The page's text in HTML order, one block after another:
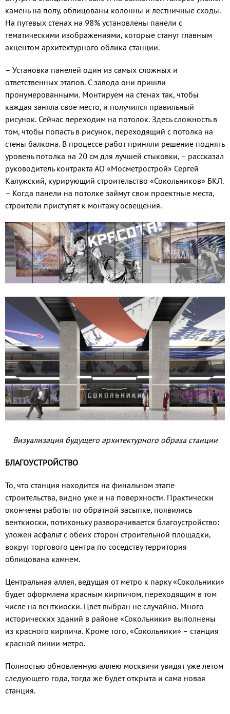
камень на полу, облицованы колонны и лестничные схо­ды.
На путевых стенах на 98% установле­ны панели с
тематическими изображени­ями, которые станут главным
акцентом архитектурного облика станции.
– Установка панелей один из самых сложных и
ответственных этапов. С за­вода они пришли
пронумерованными. Монтируем на стенах так, чтобы
каждая заняла свое место, и получился правиль­ный
рисунок. Сейчас переходим на пото­лок. Здесь сложность в
том, чтобы попасть в рисунок, переходящий с потолка на
сте­ны балкона. В процессе работ приняли ре­шение поднять
уровень потолка на 20 см для лучшей стыковки, – рассказал
руко­водитель контракта АО «Мосметрострой» Сергей
Калужский, курирующий строи­тельство «Сокольников» БКЛ.
– Когда па­нели на потолке займут свои проектные места,
строители приступят к монтажу ос­вещения.
Визуализация будущего архитектур­ного образа станции
БЛАГОУСТРОЙСТВО
То, что станция находится на финаль­ном этапе
строительства, видно уже и на поверхности. Практически
окончены ра­боты по обратной засыпке, появились
венткиоски, потихоньку разворачивает­ся благоустройство:
уложен асфальт с обе­их сторон строительной площадки,
вокруг торгового центра по соседству территория
облицована камнем.
Центральная аллея, ведущая от ме­тро к парку «Сокольники»
будет оформ­лена красным кирпичом, переходящим в том
числе на венткиоски. Цвет выбран не случайно. Много
исторических зданий в районе «Сокольники» выполнены
из красного кирпича. Кроме того, «Соколь­ники» – станция
красной линии метро.
Полностью обновленную аллею мо­сквичи увидят уже летом
следующего года, тогда же будет открыта и сама но­вая
станция.